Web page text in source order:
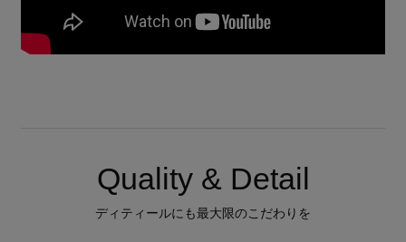
Quality & Detail
ディティールにも最大限のこだわりを